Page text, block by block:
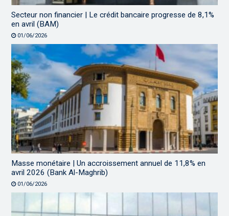
Secteur non financier | Le crédit bancaire progresse de 8,1%
en avril (BAM)
01/06/2026
Masse monétaire | Un accroissement annuel de 11,8% en
avril 2026 (Bank Al-Maghrib)
01/06/2026